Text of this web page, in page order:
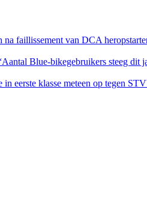
faillissement van DCA
Blue-bikegebruikers steeg dit
eerste klasse meteen op tegen